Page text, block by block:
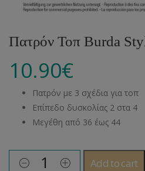
Πατρόν Τοπ Burda
10.90€
Πατρόν με 3 σχέδια για τοπ
Επίπεδο δυσκολίας 2 στα 4
Μεγέθη από 36 έως 44
Add to cart